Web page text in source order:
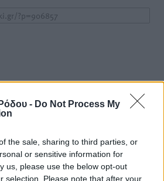
- Do Not Process My
the sale, sharing to third parties, or
or sensitive information for
us, please use the below opt-out
selection. Please note that after your